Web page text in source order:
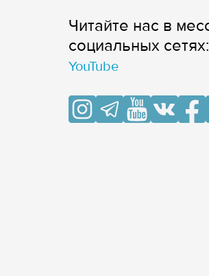
Читайте нас в
cоциальных сетях:
YouTube